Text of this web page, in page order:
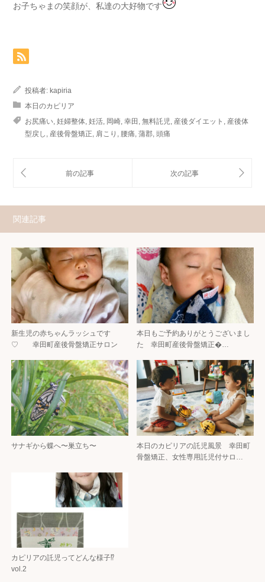
お子ちゃまの笑顔が、私達の大好物です
投稿者: kapiria
本日のカピリア
お尻痛い, 妊婦整体, 妊活, 岡崎, 幸田 , 無料託児, 産後ダイエット , 産後体
型戻し , 産後骨盤矯正, 肩こり , 腰痛, 蒲郡, 頭痛
関連記事
新生児の赤ちゃんラッシュです
♡ 幸田町産後骨盤矯正サロン
本日もご予約ありがとうございまし
た 幸田町産後骨盤矯正�…
サナギから蝶へ〜巣立ち〜
本日のカピリアの託児風景 幸田町
骨盤矯正、女性専用託児付サロ…
カピリアの託児ってどんな様子⁉
vol.2